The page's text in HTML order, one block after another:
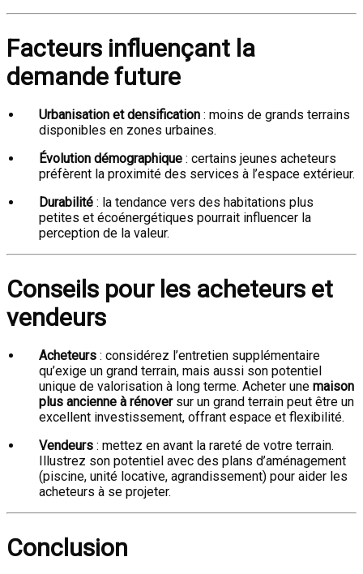
Facteurs influençant la
demande future
Urbanisation et densification : moins de grands terrains
disponibles en zones urbaines.
Évolution démographique : certains jeunes acheteurs
préfèrent la proximité des services à l’espace extérieur.
Durabilité : la tendance vers des habitations plus
petites et écoénergétiques pourrait influencer la
perception de la valeur.
Conseils pour les acheteurs et
vendeurs
Acheteurs : considérez l’entretien supplémentaire
qu’exige un grand terrain, mais aussi son potentiel
unique de valorisation à long terme. Acheter une maison
plus ancienne à rénoversur un grand terrain peut être un
excellent investissement, offrant espace et flexibilité.
Vendeurs : mettez en avant la rareté de votre terrain.
Illustrez son potentiel avec des plans d’aménagement
(piscine, unité locative, agrandissement) pour aider les
acheteurs à se projeter.
Conclusion